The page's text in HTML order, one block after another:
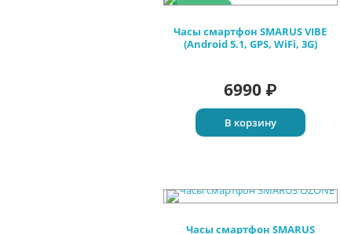
Хит
Акция
Часы смартфон SMARUS VIBE
(Android 5.1, GPS, WiFi, 3G)
6990 ₽
В корзину
Часы смартфон SMARUS